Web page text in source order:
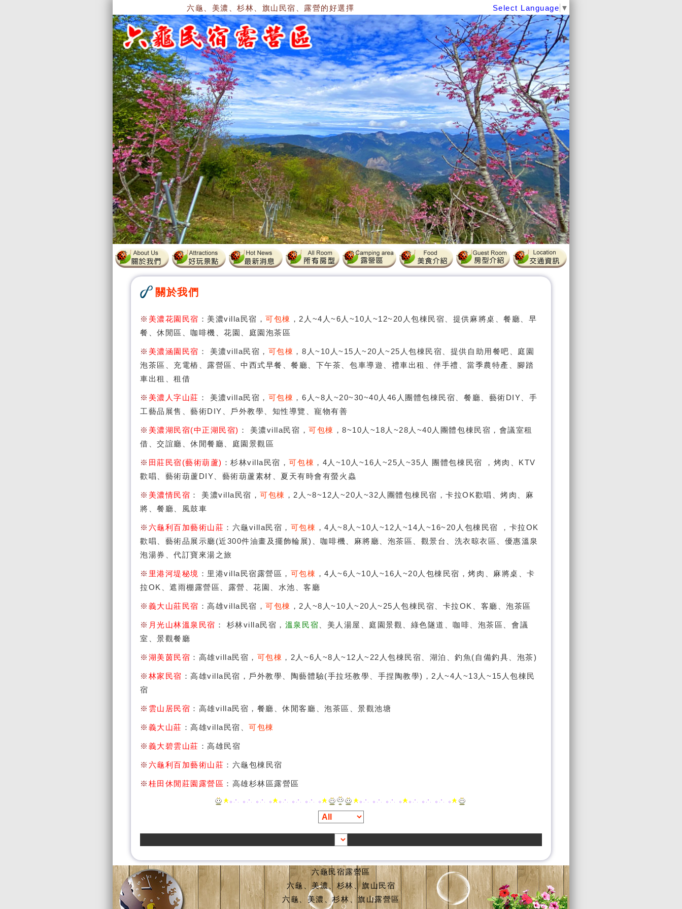
六龜、美濃、杉林、旗山民宿、露營的好選擇 Select Language ▼
關於我們
※ 美濃花園民宿 ：美濃villa民宿，可包棟 ，2人~4人~6人~10人~12~20人包棟民宿、提供麻將桌、餐廳、早
餐、休閒區、咖啡機、花園、庭園泡茶區
※ 美濃涵園民宿 ： 美濃villa民宿， 可包棟 ，8人~10人~15人~20人~25人包棟民宿、提供自助用餐吧、庭園
泡茶區、充電樁、露營區、中西式早餐、餐廳、下午茶、包車導遊、禮車出租、伴手禮、當季農特產、腳踏
車出租、租借
※ 美濃人字山莊 ： 美濃villa民宿， 可包棟 ，6人~8人~20~30~40人46人團體包棟民宿、餐廳、藝術DIY、手
工藝品展售、藝術DIY、戶外教學、知性導覽、寵物有善
※ 美濃湖民宿(中正湖民宿) ： 美濃villa民宿，可包棟 ，8~10人~18人~28人~40人團體包棟民宿，會議室租
借、交誼廳、休閒餐廳、庭園景觀區
※ 田莊民宿(藝術葫蘆) ：杉林villa民宿，可包棟 ，4人~10人~16人~25人~35人 團體包棟民宿 ，烤肉、KTV
歡唱、藝術葫蘆DIY、藝術葫蘆素材、夏天有時會有螢火蟲
※ 美濃情民宿 ： 美濃villa民宿，可包棟 ，2人~8~12人~20人~32人團體包棟民宿，卡拉OK歡唱、烤肉、麻
將、餐廳、風鼓車
※ 六龜利百加藝術山莊 ：六龜villa民宿， 可包棟 ，4人~8人~10人~12人~14人~16~20人包棟民宿 ，卡拉OK
歡唱、藝術品展示廳(近300件油畫及擺飾輪展)、咖啡機、麻將廳、泡茶區、觀景台、洗衣晾衣區、優惠溫泉
泡湯券、代訂寶來湯之旅
※ 里港河堤秘境 ：里港villa民宿露營區， 可包棟 ，4人~6人~10人~16人~20人包棟民宿，烤肉、麻將桌、卡
拉OK、遮雨棚露營區、露營、花園、水池、客廳
※ 義大山莊民宿 ：高雄villa民宿，可包棟 ，2人~8人~10人~20人~25人包棟民宿、卡拉OK、客廳、泡茶區
※ 月光山林溫泉民宿 ： 杉林villa民宿， 溫泉民宿 、美人湯屋、庭園景觀、綠色隧道、咖啡、泡茶區、會議
室、景觀餐廳
※ 湖美茵民宿 ：高雄villa民宿， 可包棟 ，2人~6人~8人~12人~22人包棟民宿、湖泊、釣魚(自備釣具、泡茶)
※ 林家民宿 ：高雄villa民宿，戶外教學、陶藝體驗(手拉坯教學、手捏陶教學)，2人~4人~13人~15人包棟民
宿
※ 雲山居民宿 ：高雄villa民宿，餐廳、休閒客廳、泡茶區、景觀池塘
※ 義大山莊 ：高雄villa民宿、可包棟
※ 義大碧雲山莊 ：高雄民宿
※ 六龜利百加藝術山莊 ：六龜包棟民宿
※ 桂田休閒莊園露營區 ：高雄杉林區露營區
六龜民宿露營區
六龜、美濃、杉林、旗山民宿
六龜、美濃、杉林、旗山露營區